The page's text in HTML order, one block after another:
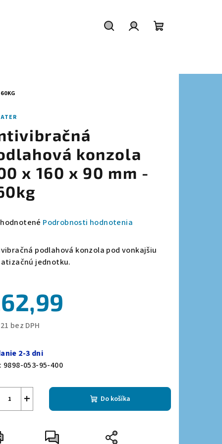
konzola
x 160 x 90 mm -
Podrobnosti hodnotenia
podlahová konzola pod vonkajšiu
jednotku.
bez DPH
2-3 dni
9898-053-95-400
+ Do košíka